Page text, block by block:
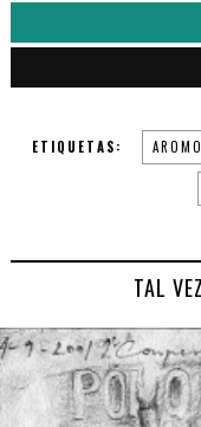
ETIQUETAS:
TAL